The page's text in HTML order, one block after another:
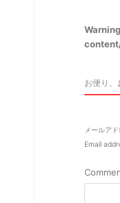
Warning
お便り、
メールア
Email